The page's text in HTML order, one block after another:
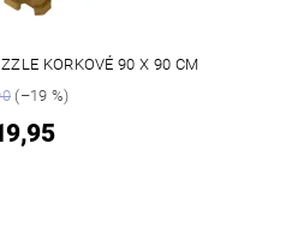
KORKOVÉ 90 X 90 CM
(–19 %)